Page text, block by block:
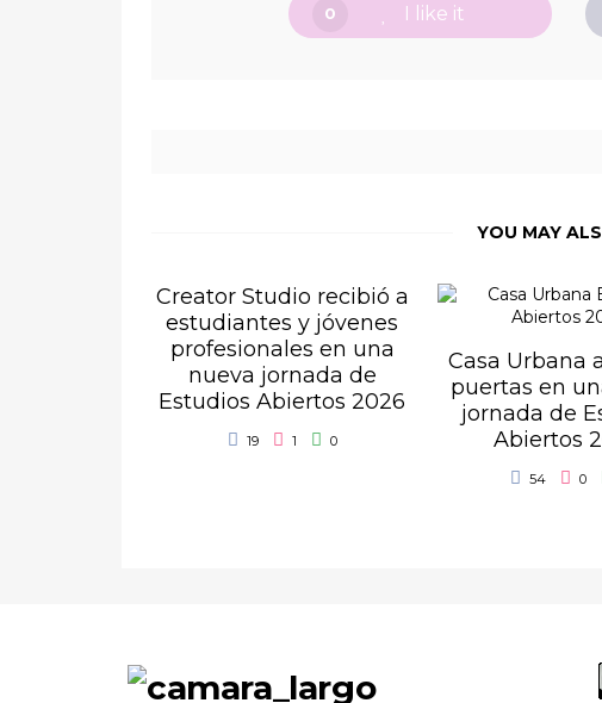
0 I like it
YOU MAY
Creator Studio recibió a
estudiantes y jóvenes
profesionales en una
nueva jornada de
Estudios Abiertos 2026
19 1 0
Casa Urbana
puertas en
jornada de
Abiertos
54 0